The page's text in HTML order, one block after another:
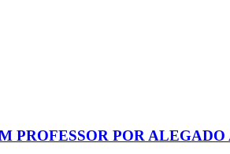
PROFESSOR POR